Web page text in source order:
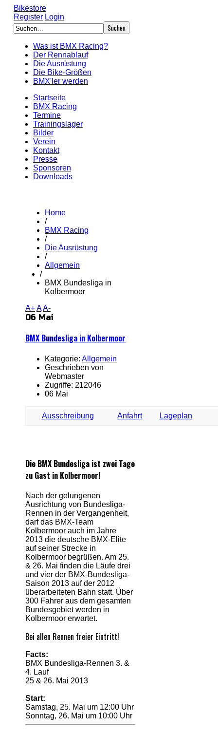
Bikestore
Register Login
Was ist BMX Racing?
Der Rennablauf
Die Ausrüstung
Die Bike-Größen
BMX'ler werden
Startseite
BMX Racing
Termine
Trainingslager
Bilder
Verein
Kontakt
Presse
Sponsoren
Downloads
Home
/
BMX Racing
/
Die Ausrüstung
/
Allgemein
/
BMX Bundesliga in
Kolbermoor
A+AA-
06 Mai
BMX Bundesliga in Kolbermoor
Kategorie: Allgemein
Geschrieben von
Webmaster
Zugriffe: 212046
06 Mai
Ausschreibung Anfahrt Lageplan
Die BMX Bundesliga ist zwei Tage
zu Gast in Kolbermoor!
Nach der gelungenen
Ausrichtung von Bundesliga-
Rennen in der Vergangenheit,
darf das BMX-Team
Kolbermoor auch im Jahre
2013 die deutsche BMX-Elite
auf seiner Strecke in
Kolbermoor begrüßen. Am 25.
& 26. Mai finden die Läufe drei
und vier der BMX-Bundesliga-
Saison 2013 auf der 2012
überarbeiteten Bahn statt. Über
300 Fahrer aus dem gesamten
Bundesgebiet werden in
Kolbermoor erwartet.
Bei allen Rennen freier Eintritt!
Facts:
BMX Bundesliga-Rennen 3. &
4. Lauf
25 & 26. Mai 2013
Start:
Samstag, 25. Mai um 12:00 Uhr
Sonntag, 26. Mai um 10:00 Uhr